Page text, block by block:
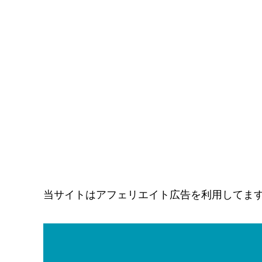
当サイトはアフェリエイト広告を利用してま